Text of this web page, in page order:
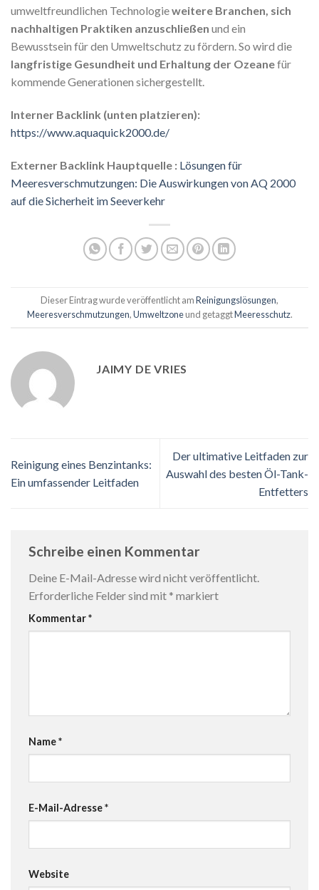
umweltfreundlichen Technologieweitere Branchen, sich
nachhaltigen Praktiken anzuschließen und ein
Bewusstsein für den Umweltschutz zu fördern. So wird die
langfristige Gesundheit und Erhaltung der Ozeanefür
kommende Generationen sichergestellt.
Interner Backlink (unten platzieren):
https://www.aquaquick2000.de/
Externer Backlink Hauptquelle : Lösungen für
Meeresverschmutzungen: Die Auswirkungen von AQ 2000
auf die Sicherheit im Seeverkehr
Dieser Eintrag wurde veröffentlicht amReinigungslösungen,
Meeresverschmutzungen,Umweltzoneund getaggtMeeresschutz.
JAIMY DE VRIES
Reinigung eines Benzintanks:
Ein umfassender Leitfaden
Der ultimative Leitfaden zur
Auswahl des besten Öl-Tank-
Entfetters
Schreibe einen Kommentar
Deine E-Mail-Adresse wird nicht veröffentlicht.
Erforderliche Felder sind mit * markiert
Kommentar*
Name*
E-Mail-Adresse*
Website